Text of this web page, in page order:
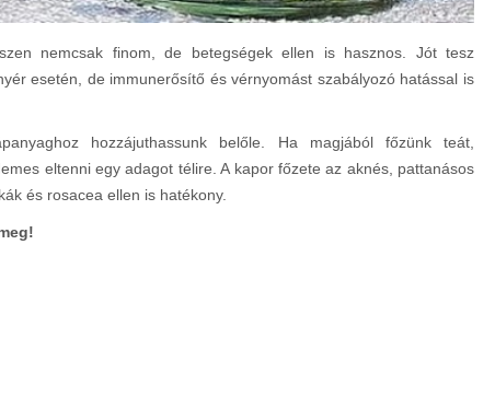
nemcsak finom, de betegségek ellen is hasznos. Jót tesz
esetén, de immunerősítő és vérnyomást szabályozó hatással is
hozzájuthassunk belőle. Ha magjából főzünk teát,
eltenni egy adagot télire. A kapor főzete az aknés, pattanásos
és rosacea ellen is hatékony.